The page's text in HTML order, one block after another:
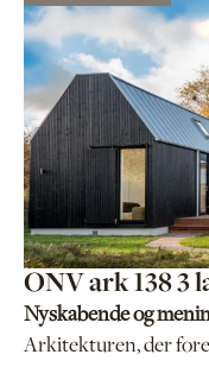
ONV ark 138 3
Nyskabende og
Arkitekturen, der